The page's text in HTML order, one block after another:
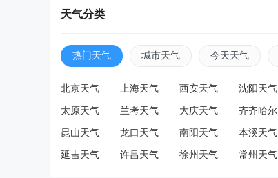
天气分类
热门天气 城市天气 今天天气
北京天气 上海天气 西安天气 沈阳天气
太原天气 兰考天气 大庆天气 齐齐哈
昆山天气 龙口天气 南阳天气 本溪天气
延吉天气 许昌天气 徐州天气 常州天气